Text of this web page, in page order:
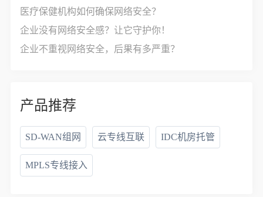
医疗保健机构如何确保网络安全？
企业没有网络安全感？让它守护你！
企业不重视网络安全，后果有多严重？
产品推荐
SD-WAN组网 云专线互联 IDC机房托管
MPLS专线接入